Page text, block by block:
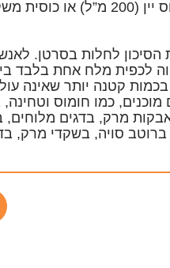
לחלות בסרטן.
נתרן, כמות השווה לכפית מלח אחת
כמו חומוס
מרק, בדגים מלוחים,
סויה, בשקדי מרק,